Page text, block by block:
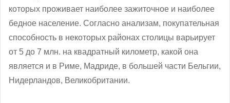
которых проживает наиболее зажиточное и наиболее
бедное население. Согласно анализам, покупательная
способность в некоторых районах столицы варьирует
от 5 до 7 млн. на квадратный километр, какой она
является и в Риме, Мадриде, в большей части Бельгии,
Нидерландов, Великобритании.